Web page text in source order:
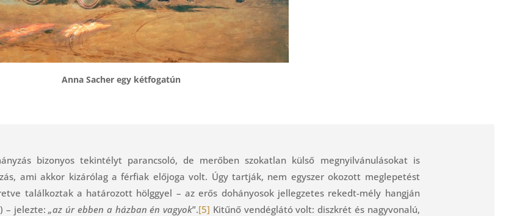
Anna Sacher egy kétfogatún
bizonyos tekintélyt parancsoló, de merőben szokatlan külső megnyilvánulásokat is
ami akkor kizárólag a férfiak előjoga volt. Úgy tartják, nem egyszer okozott meglepetést
találkoztak a határozott hölggyel – az erős dohányosok jellegzetes rekedt-mély hangján
– jelezte:„az úr ebben a házban én vagyok”.[5] Kitűnő vendéglátó volt: diszkrét és nagyvonalú,